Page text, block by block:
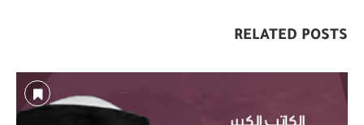
RELATED POSTS